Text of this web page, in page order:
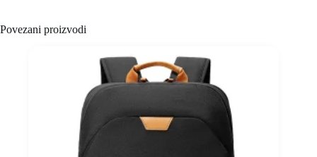
Povezani proizvodi